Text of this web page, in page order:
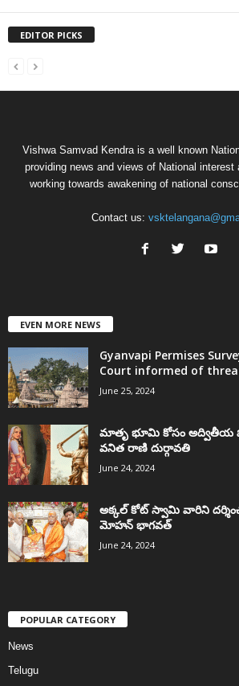
EDITOR PICKS
Vishwa Samvad Kendra is a well known
providing news and views of National interest
working towards awakening of national
Contact us:
EVEN MORE NEWS
Gyanvapi Permises
Court informed of
June 25, 2024
మాతృ భూమి కోసం అద్వితీయ
వనిత రాణి దుర్గావతి
June 24, 2024
అక్కల్‌ కోట్‌ స్వామి వారిని
మోహన్ భాగవత్
June 24, 2024
POPULAR CATEGORY
News
Telugu